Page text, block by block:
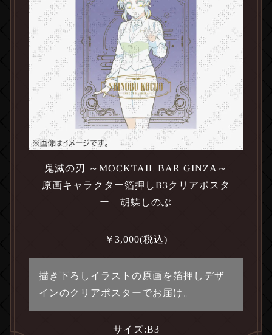
鬼滅の刃 ～MOCKTAIL BAR GINZA～
原画キャラクター箔押しB3クリアポスタ
ー 胡蝶しのぶ
￥ 3,000(税込)
描き下ろしイラストの原画を箔押しデザ
インのクリアポスターでお届け。
サイズ:B3